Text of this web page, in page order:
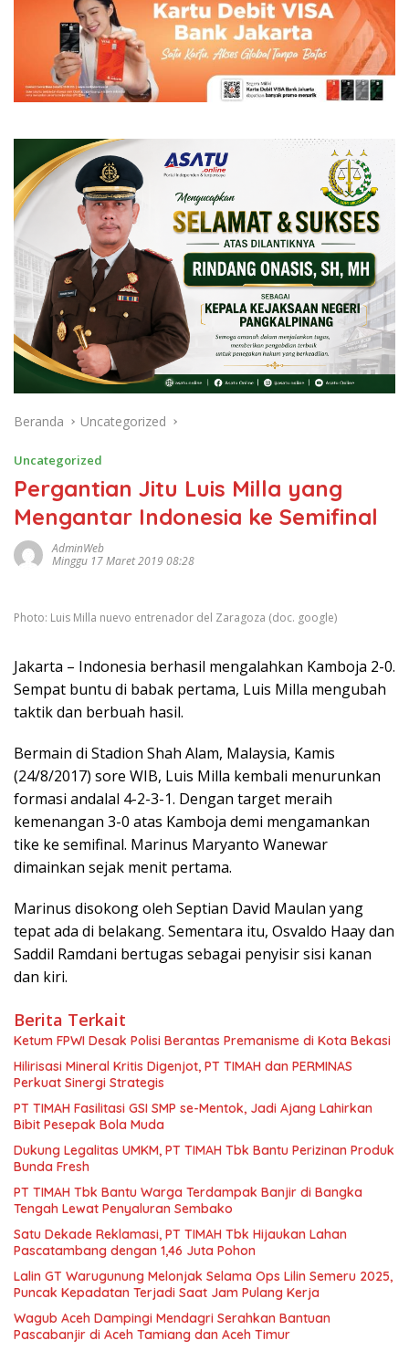
Beranda Uncategorized
Uncategorized
Pergantian Jitu Luis Milla yang
Mengantar Indonesia ke Semifinal
AdminWeb
Minggu 17 Maret 2019 08:28
Photo: Luis Milla nuevo entrenador del Zaragoza (doc. google)
Jakarta – Indonesia berhasil mengalahkan Kamboja 2-0.
Sempat buntu di babak pertama, Luis Milla mengubah
taktik dan berbuah hasil.
Bermain di Stadion Shah Alam, Malaysia, Kamis
(24/8/2017) sore WIB, Luis Milla kembali menurunkan
formasi andalal 4-2-3-1. Dengan target meraih
kemenangan 3-0 atas Kamboja demi mengamankan
tike ke semifinal. Marinus Maryanto Wanewar
dimainkan sejak menit pertama.
Marinus disokong oleh Septian David Maulan yang
tepat ada di belakang. Sementara itu, Osvaldo Haay dan
Saddil Ramdani bertugas sebagai penyisir sisi kanan
dan kiri.
Berita Terkait
Ketum FPWI Desak Polisi Berantas Premanisme di Kota Bekasi
Hilirisasi Mineral Kritis Digenjot, PT TIMAH dan PERMINAS
Perkuat Sinergi Strategis
PT TIMAH Fasilitasi GSI SMP se-Mentok, Jadi Ajang Lahirkan
Bibit Pesepak Bola Muda
Dukung Legalitas UMKM, PT TIMAH Tbk Bantu Perizinan Produk
Bunda Fresh
PT TIMAH Tbk Bantu Warga Terdampak Banjir di Bangka
Tengah Lewat Penyaluran Sembako
Satu Dekade Reklamasi, PT TIMAH Tbk Hijaukan Lahan
Pascatambang dengan 1,46 Juta Pohon
Lalin GT Warugunung Melonjak Selama Ops Lilin Semeru 2025,
Puncak Kepadatan Terjadi Saat Jam Pulang Kerja
Wagub Aceh Dampingi Mendagri Serahkan Bantuan
Pascabanjir di Aceh Tamiang dan Aceh Timur